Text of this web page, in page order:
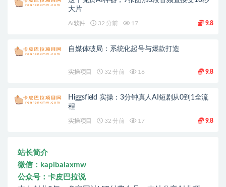
大片
Ai软件 32 分前 17 9.8
自媒体破局：系统化起号与爆款打造
实操项目 32 分前 16 9.8
Higgsfield 实操：3分钟真人AI短剧从0到1全流
程
实操项目 32 分前 17 9.8
站长简介
微信：kapibalaxmw
公众号：卡皮巴拉说